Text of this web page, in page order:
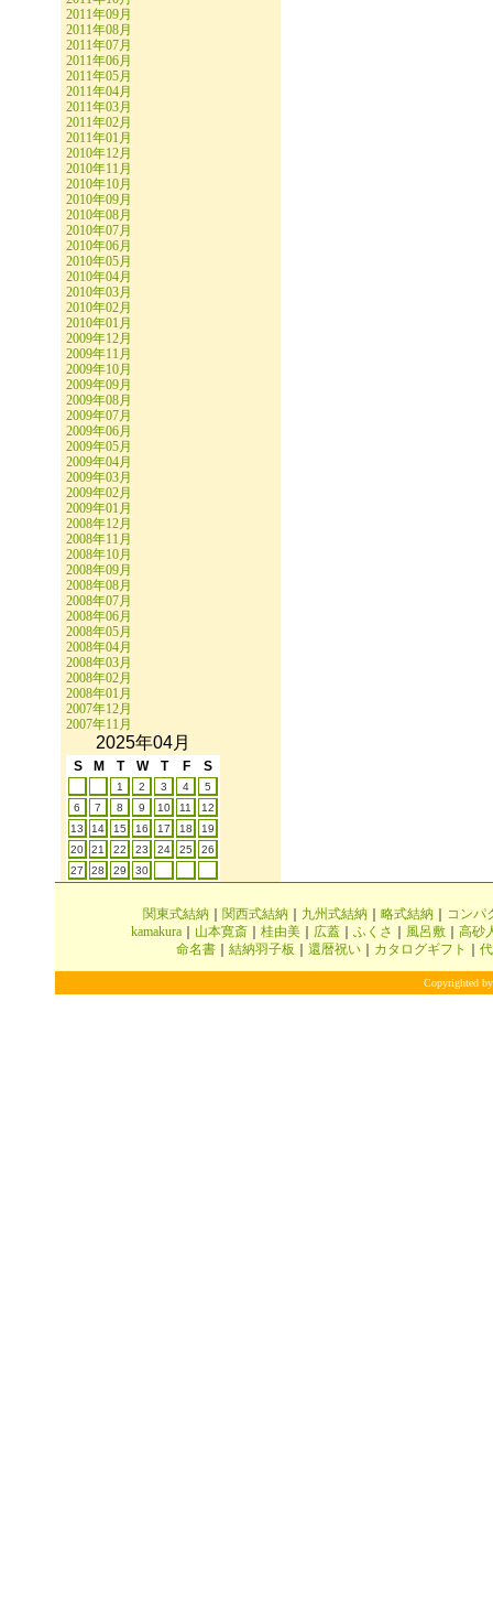
2011年09月
2011年08月
2011年07月
2011年06月
2011年05月
2011年04月
2011年03月
2011年02月
2011年01月
2010年12月
2010年11月
2010年10月
2010年09月
2010年08月
2010年07月
2010年06月
2010年05月
2010年04月
2010年03月
2010年02月
2010年01月
2009年12月
2009年11月
2009年10月
2009年09月
2009年08月
2009年07月
2009年06月
2009年05月
2009年04月
2009年03月
2009年02月
2009年01月
2008年12月
2008年11月
2008年10月
2008年09月
2008年08月
2008年07月
2008年06月
2008年05月
2008年04月
2008年03月
2008年02月
2008年01月
2007年12月
2007年11月
2025年04月
S M T W T F S
1 2 3 4
5
6
7 8 9 10 11
12
13
14 15 16 17 18
19
20
21 22 23 24 25
26
27
28 29 30
関東式結納 関西式結納 九州式結納 略式結納
コンパ
kamakura
山本寛斎 桂由美 広蓋 ふくさ 風呂敷
高砂
命名書
結納羽子板 還暦祝い カタログギフト
Copyrighted